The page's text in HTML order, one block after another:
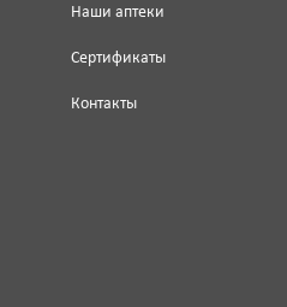
Наши аптеки
Сертификаты
Контакты